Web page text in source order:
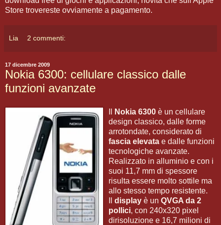
Store trovereste ovviamente a pagamento.
Lia 2 commenti:
17 dicembre 2009
Nokia 6300: cellulare classico dalle
funzioni avanzate
Nokia 6300 è un cellulare
design classico, dalle forme
arrotondate, considerato di
fascia elevata e dalle funzioni
tecnologiche avanzate.
Realizzato in alluminio e con i
suoi 11,7 mm di spessore
risulta essere molto sottile ma
allo stesso tempo resistente.
display è un QVGA da 2
pollici, con 240x320 pixel
dirisoluzione e 16,7 milioni di